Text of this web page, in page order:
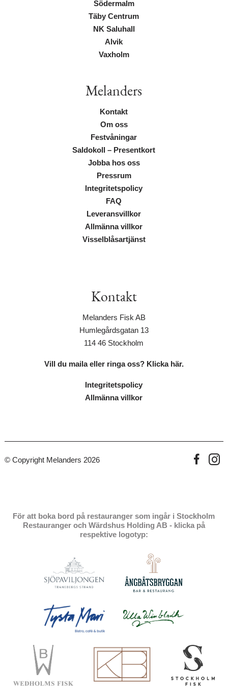
Södermalm
Täby Centrum
NK Saluhall
Alvik
Vaxholm
Melanders
Kontakt
Om oss
Festvåningar
Saldokoll – Presentkort
Jobba hos oss
Pressrum
Integritetspolicy
FAQ
Leveransvillkor
Allmänna villkor
Visselblåsartjänst
Kontakt
Melanders Fisk AB
Humlegårdsgatan 13
114 46 Stockholm
Vill du maila eller ringa oss? Klicka här.
Integritetspolicy
Allmänna villkor
© Copyright Melanders 2026
För att boka bord på restauranger som ingår i Stockholm
Restauranger och Wärdshus Holding AB - klicka på
respektive logotyp: